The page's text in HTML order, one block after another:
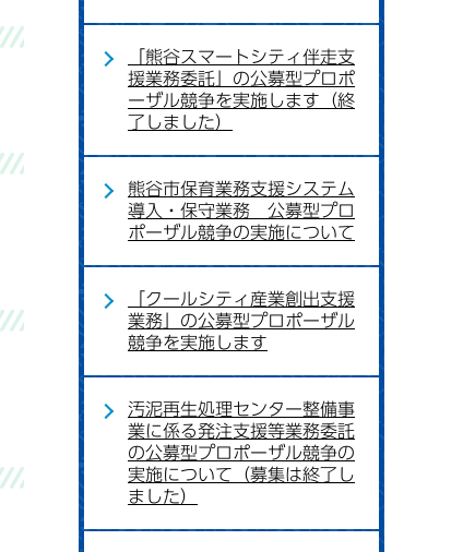
「熊谷スマートシティ伴走支
援業務委託」の公募型プロポ
ーザル競争を実施します（終
了しました）
熊谷市保育業務支援システム
導入・保守業務 公募型プロ
ポーザル競争の実施について
「クールシティ産業創出支援
業務」の公募型プロポーザル
競争を実施します
汚泥再生処理センター整備事
業に係る発注支援等業務委託
の公募型プロポーザル競争の
実施について（募集は終了し
ました）